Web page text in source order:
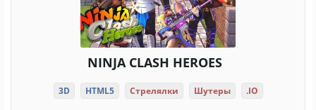
NINJA CLASH HEROES
3D HTML5 Стрелялки Шутеры .IO